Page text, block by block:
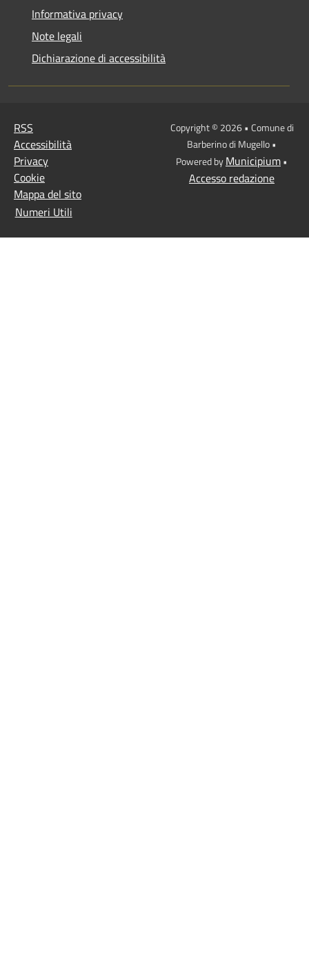
Informativa privacy
Note legali
Dichiarazione di accessibilità
RSS
Accessibilità
Privacy
Cookie
Mappa del sito
Numeri Utili
Copyright © 2026 • Comune di
Barberino di Mugello •
Powered byMunicipium•
Accesso redazione